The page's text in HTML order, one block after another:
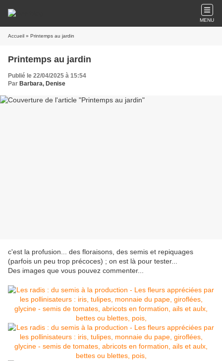
MENU
Accueil » Printemps au jardin
Printemps au jardin
Publié le 22/04/2025 à 15:54
Par Barbara, Denise
c'est la profusion... des floraisons, des semis et repiquages
(parfois un peu trop précoces) ; on est là pour tester...
Des images que vous pouvez commenter...